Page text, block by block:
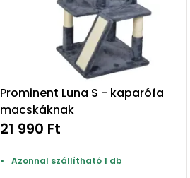
Prominent Luna S - kaparófa
macskáknak
21 990 Ft
Azonnal szállítható 1 db